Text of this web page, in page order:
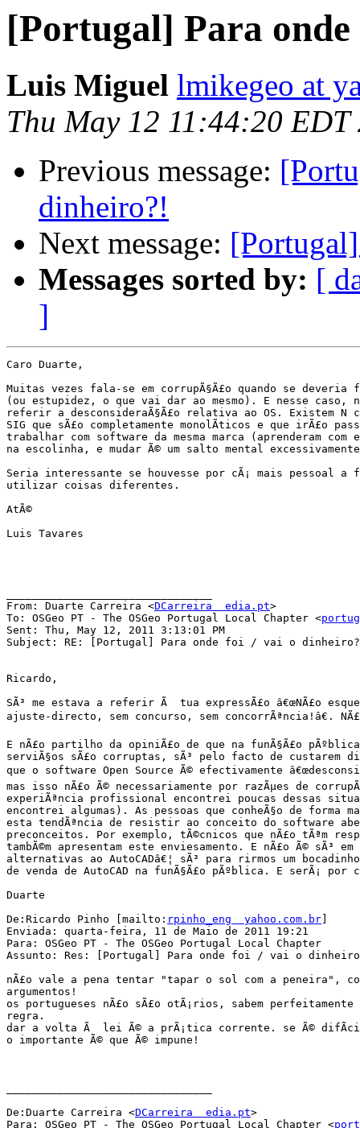
[Portugal] Para
Luis Miguel lmikegeo at
Thu May 12 11:44:20 EDT
Previous message:
dinheiro?!
Next message:
Messages sorted by: [
]
Caro Duarte,
Muitas vezes fala-se em corrupÃ§Ã£o quando se
(ou estupidez, o que vai dar ao mesmo). E nesse caso,
referir a desconsideraÃ§Ã£o relativa ao OS. Existem N
SIG que sÃ£o completamente monolÃ­ticos e que irÃ£o
trabalhar com software da mesma marca (aprenderam
na escolinha, e mudar Ã© um salto mental
Seria interessante se houvesse por cÃ¡ mais pessoal
utilizar coisas diferentes.
AtÃ©
Luis Tavares
From: Duarte Carreira <DCarreira  edia.pt>
To: OSGeo PT - The OSGeo Portugal Local Chapter <
Sent: Thu, May 12, 2011 3:13:01 PM
Subject: RE: [Portugal] Para onde foi / vai o
Ricardo,
SÃ³ me estava a referir Ã  tua expressÃ£o â€œNÃ£o
ajuste-directo, sem concurso, sem concorrÃªncia!â€.
E nÃ£o partilho da opiniÃ£o de que na funÃ§Ã£o
serviÃ§os sÃ£o corruptas, sÃ³ pelo facto de
que o software Open Source Ã© efectivamente
mas isso nÃ£o Ã© necessariamente por razÃµes de
experiÃªncia profissional encontrei poucas dessas
encontrei algumas). As pessoas que conheÃ§o de forma
esta tendÃªncia de resistir ao conceito do software
preconceitos. Por exemplo, tÃ©cnicos que nÃ£o tÃªm
tambÃ©m apresentam este enviesamento. E nÃ£o Ã© sÃ³
alternativas ao AutoCADâ€¦ sÃ³ para rirmos um
de venda de AutoCAD na funÃ§Ã£o pÃºblica. E serÃ¡ por
Duarte
De:Ricardo Pinho [mailto: rpinho_eng  yahoo.com.br
Enviada: quarta-feira, 11 de Maio de 2011 19:21
Para: OSGeo PT - The OSGeo Portugal Local Chapter
Assunto: Res: [Portugal] Para onde foi / vai o
nÃ£o vale a pena tentar "tapar o sol com a peneira",
argumentos!
os portugueses nÃ£o sÃ£o otÃ¡rios, sabem
regra.
dar a volta Ã  lei Ã© a prÃ¡tica corrente. se Ã©
o importante Ã© que Ã© impune!
De:Duarte Carreira <DCarreira  edia.pt>
Para: OSGeo PT - The OSGeo Portugal Local Chapter <